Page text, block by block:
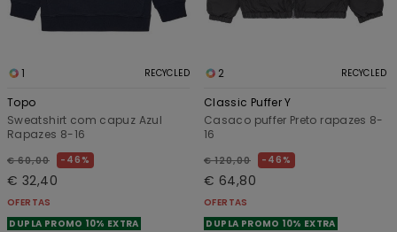
1 RECYCLED
Topo
Sweatshirt com capuz Azul
Rapazes 8-16
€ 60,00 46%
€ 32,40
OFERTAS
DUPLA PROMO 10% EXTRA
2 RECYCLED
Classic Puffer Y
Casaco puffer Preto rapazes 8-
16
€ 120,00 46%
€ 64,80
OFERTAS
DUPLA PROMO 10% EXTRA